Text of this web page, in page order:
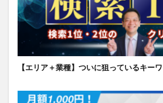
【エリア＋業種】ついに狙っているキー